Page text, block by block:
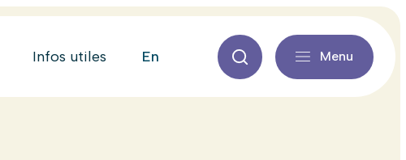
Infos utiles en Menu